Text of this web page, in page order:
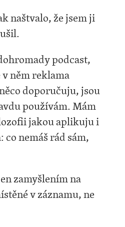
naštvalo, že jsem ji
podcast,
v něm reklama
doporučuju, jsou
používám. Mám
jakou aplikuju i
nemáš rád sám,
zamyšlením na
v záznamu, ne